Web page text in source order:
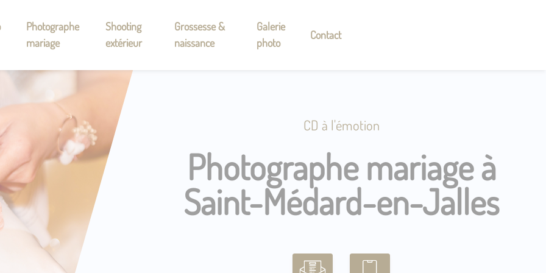
Photographe
mariage
Shooting
extérieur
Grossesse &
naissance
Galerie
photo
Contact
CD à l'émotion
Photographe mariage à
Saint-Médard-en-Jalles